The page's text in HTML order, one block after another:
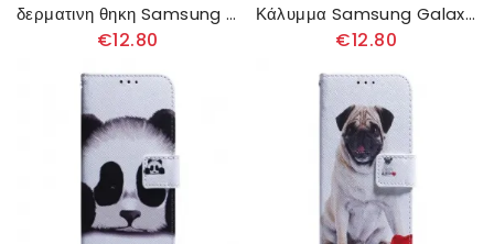
δερματινη θηκη Samsung Galaxy A13 5G Ονειρεύεται Λιοντάρι
€12.80
Κάλυμμα Samsung Galaxy A13 5G Ερνέστο Ο Λύκος
€12.80